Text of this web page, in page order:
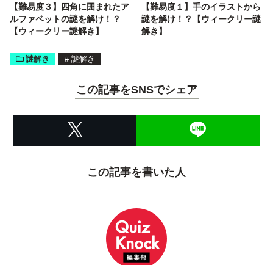
【難易度３】四角に囲まれたア
ルファベットの謎を解け！？
【ウィークリー謎解き】
【難易度１】手のイラストから
謎を解け！？【ウィークリー謎
解き】
謎解き # 謎解き
この記事をSNSでシェア
この記事を書いた人